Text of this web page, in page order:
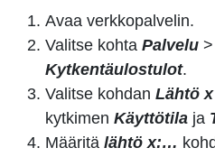
Avaa verkkopalvelin.
Valitse kohta Palvelu >
Kytkentäulostulot.
Valitse kohdan Lähtö x
kytkimen Käyttötila ja
Määritä lähtö x:…